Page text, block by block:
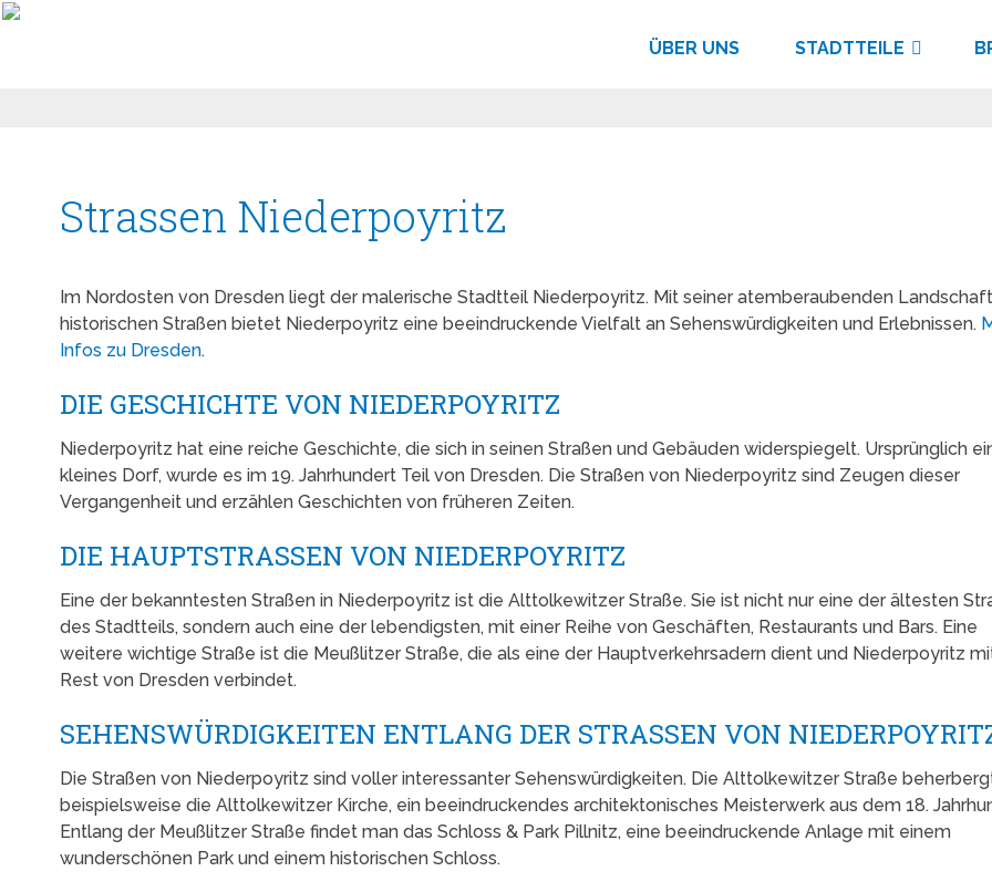
ÜBER UNS STADTTEILE
Strassen Niederpoyritz
Im Nordosten von Dresden liegt der malerische Stadtteil Niederpoyritz. Mit seiner atemberaubenden
historischen Straßen bietet Niederpoyritz eine beeindruckende Vielfalt an Sehenswürdigkeiten und Erlebnissen.
Infos zu Dresden.
DIE GESCHICHTE VON NIEDERPOYRITZ
Niederpoyritz hat eine reiche Geschichte, die sich in seinen Straßen und Gebäuden widerspiegelt. Ursprünglich
kleines Dorf, wurde es im 19. Jahrhundert Teil von Dresden. Die Straßen von Niederpoyritz sind Zeugen dieser
Vergangenheit und erzählen Geschichten von früheren Zeiten.
DIE HAUPTSTRASSEN VON NIEDERPOYRITZ
Eine der bekanntesten Straßen in Niederpoyritz ist die Alttolkewitzer Straße. Sie ist nicht nur eine der ältesten
des Stadtteils, sondern auch eine der lebendigsten, mit einer Reihe von Geschäften, Restaurants und Bars. Eine
weitere wichtige Straße ist die Meußlitzer Straße, die als eine der Hauptverkehrsadern dient und Niederpoyritz
Rest von Dresden verbindet.
SEHENSWÜRDIGKEITEN ENTLANG DER STRASSEN VON NIEDERPOYRITZ
Die Straßen von Niederpoyritz sind voller interessanter Sehenswürdigkeiten. Die Alttolkewitzer Straße
beispielsweise die Alttolkewitzer Kirche, ein beeindruckendes architektonisches Meisterwerk aus dem 18.
Entlang der Meußlitzer Straße findet man das Schloss & Park Pillnitz, eine beeindruckende Anlage mit einem
wunderschönen Park und einem historischen Schloss.